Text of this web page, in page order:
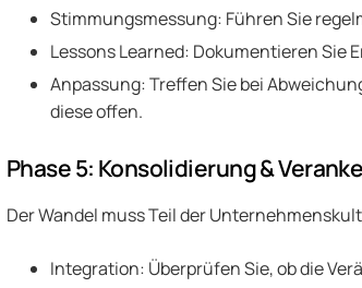
Stimmungsmessung: Führen Sie
Lessons Learned: Dokumentieren Sie
Anpassung: Treffen Sie bei
diese offen.
Phase 5: Konsolidierung &
Der Wandel muss Teil der
Integration: Überprüfen Sie, ob die